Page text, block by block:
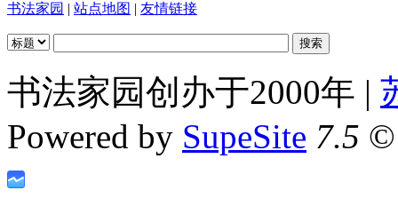
书法家园 | 站点地图 | 友情链接
书法家园创办于2000年 |
Powered by SupeSite 7.5 ©